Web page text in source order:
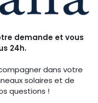
demande et vous
24h.
dans votre
solaires et de
questions !